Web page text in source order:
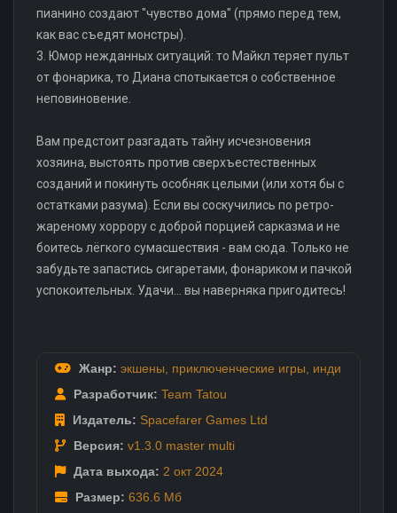
пианино создают "чувство дома" (прямо перед тем,
как вас съедят монстры).
3. Юмор нежданных ситуаций: то Майкл теряет пульт
от фонарика, то Диана спотыкается о собственное
неповиновение.
Вам предстоит разгадать тайну исчезновения
хозяина, выстоять против сверхъестественных
созданий и покинуть особняк целыми (или хотя бы с
остатками разума). Если вы соскучились по ретро-
жареному хоррору с доброй порцией сарказма и не
боитесь лёгкого сумасшествия - вам сюда. Только не
забудьте запастись сигаретами, фонариком и пачкой
успокоительных. Удачи... вы наверняка пригодитесь!
Жанр: экшены приключенческие игры
инди
Разработчик: Team Tatou
Издатель: Spacefarer Games Ltd
Версия: v1.3.0 master multi
Дата выхода: 2 окт 2024
Размер: 636.6 Мб